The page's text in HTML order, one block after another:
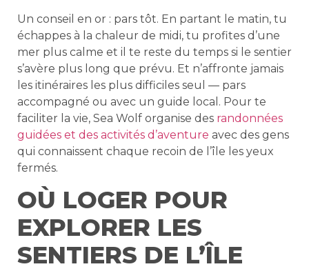
Un conseil en or : pars tôt. En partant le matin, tu
échappes à la chaleur de midi, tu profites d’une
mer plus calme et il te reste du temps si le sentier
s’avère plus long que prévu. Et n’affronte jamais
les itinéraires les plus difficiles seul — pars
accompagné ou avec un guide local. Pour te
faciliter la vie, Sea Wolf organise des randonnées
guidées et des activités d’aventure avec des gens
qui connaissent chaque recoin de l’île les yeux
fermés.
OÙ LOGER POUR
EXPLORER LES
SENTIERS DE L’ÎLE